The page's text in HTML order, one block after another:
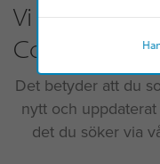
Vi har
Connections
Det betyder att du
nytt och
det du söker via